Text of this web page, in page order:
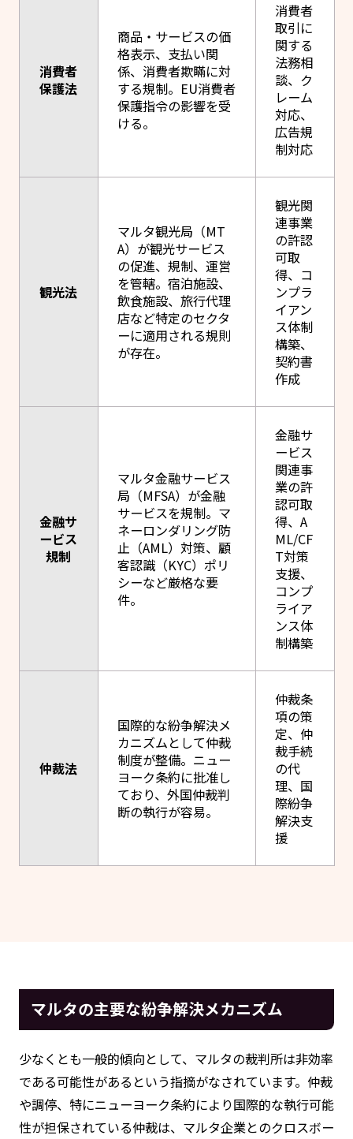
消費者
保護法
商品・サービスの価
格表示、支払い関
係、消費者欺瞞に対
する規制。EU消費者
保護指令の影響を受
ける。
消費者
取引に
関する
法務相
談、ク
レーム
対応、
広告規
制対応
観光法
マルタ観光局（MT
A）が観光サービス
の促進、規制、運営
を管轄。宿泊施設、
飲食施設、旅行代理
店など特定のセクタ
ーに適用される規則
が存在。
観光関
連事業
の許認
可取
得、コ
ンプラ
イアン
ス体制
構築、
契約書
作成
金融サ
ービス
規制
マルタ金融サービス
局（MFSA）が金融
サービスを規制。マ
ネーロンダリング防
止（AML）対策、顧
客認識（KYC）ポリ
シーなど厳格な要
件。
金融サ
ービス
関連事
業の許
認可取
得、A
ML/CF
T対策
支援、
コンプ
ライア
ンス体
制構築
仲裁法
国際的な紛争解決メ
カニズムとして仲裁
制度が整備。ニュー
ヨーク条約に批准し
ており、外国仲裁判
断の執行が容易。
仲裁条
項の策
定、仲
裁手続
の代
理、国
際紛争
解決支
援
マルタの主要な紛争解決メカニズム
少なくとも一般的傾向として、マルタの裁判所は非効率
である可能性があるという指摘がなされています。仲裁
や調停、特にニューヨーク条約により国際的な執行可能
性が担保されている仲裁は、マルタ企業とのクロスボー